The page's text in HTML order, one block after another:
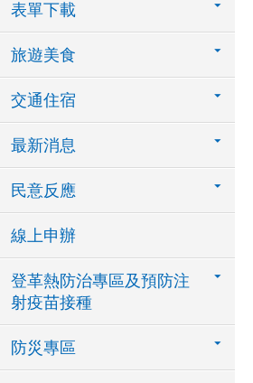
表單下載
旅遊美食
交通住宿
最新消息
民意反應
線上申辦
登革熱防治專區及預防注
射疫苗接種
防災專區